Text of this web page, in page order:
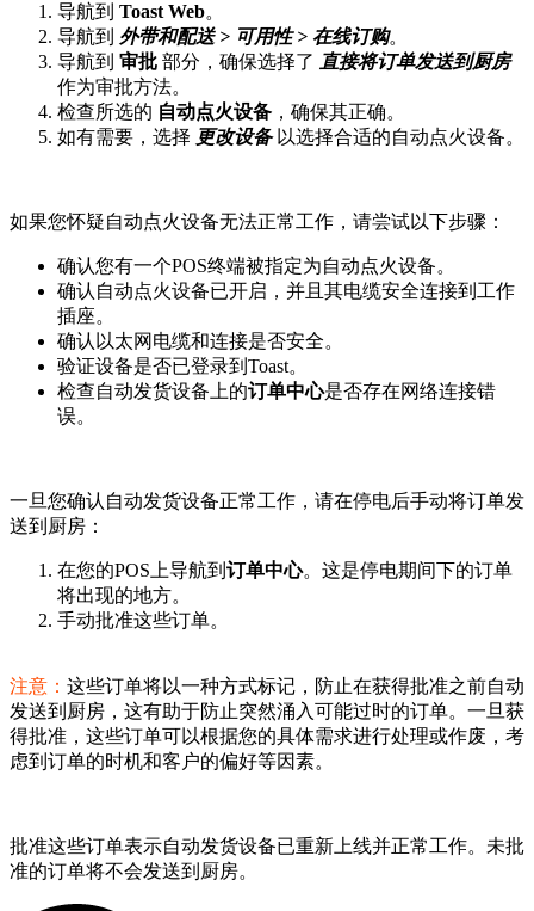
导航到 Toast Web。
导航到 外带和配送 > 可用性 > 在线订购。
导航到 审批 部分，确保选择了 直接将订单发送到厨房
作为审批方法。
检查所选的 自动点火设备 ，确保其正确。
如有需要，选择 更改设备以选择合适的自动点火设备。
如果您怀疑自动点火设备无法正常工作，请尝试以下步骤：
确认您有一个POS终端被指定为自动点火设备。
确认自动点火设备已开启，并且其电缆安全连接到工作
插座。
确认以太网电缆和连接是否安全。
验证设备是否已登录到Toast。
检查自动发货设备上的订单中心是否存在网络连接错
误。
一旦您确认自动发货设备正常工作，请在停电后手动将订单发
送到厨房：
在您的POS上导航到 订单中心。这是停电期间下的订单
将出现的地方。
手动批准这些订单。
注意： 这些订单将以一种方式标记，防止在获得批准之前自动
发送到厨房，这有助于防止突然涌入可能过时的订单。一旦获
得批准，这些订单可以根据您的具体需求进行处理或作废，考
虑到订单的时机和客户的偏好等因素。
批准这些订单表示自动发货设备已重新上线并正常工作。未批
准的订单将不会发送到厨房。